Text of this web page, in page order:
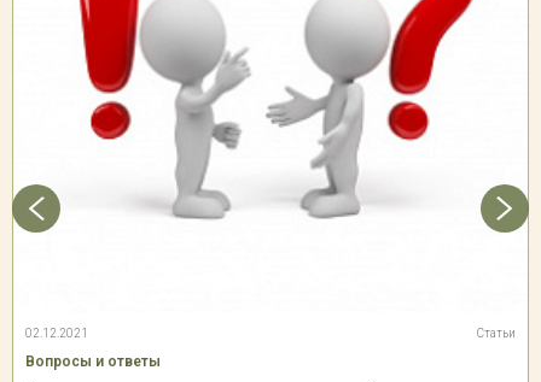
02.12.2021 Статьи
Вопросы и ответы